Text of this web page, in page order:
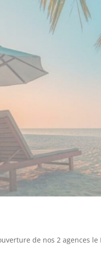
de nos 2 agences le